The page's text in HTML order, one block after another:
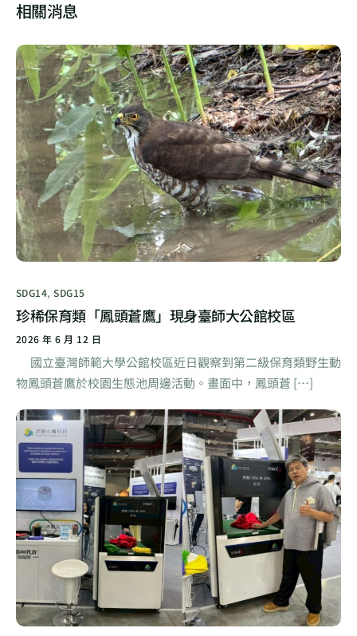
相關消息
SDG14,SDG15
珍稀保育類「鳳頭蒼鷹」現身臺師大公館校區
2026 年 6 月 12 日
國立臺灣師範大學公館校區近日觀察到第二級保育類野生動
物鳳頭蒼鷹於校園生態池周邊活動。畫面中，鳳頭蒼 […]